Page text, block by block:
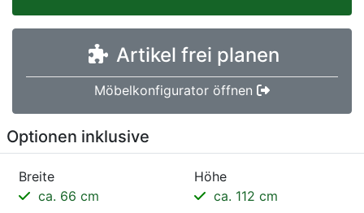
Artikel frei planen
Möbelkonfigurator öffnen
Optionen inklusive
Breite
ca. 66 cm
Höhe
ca. 112 cm